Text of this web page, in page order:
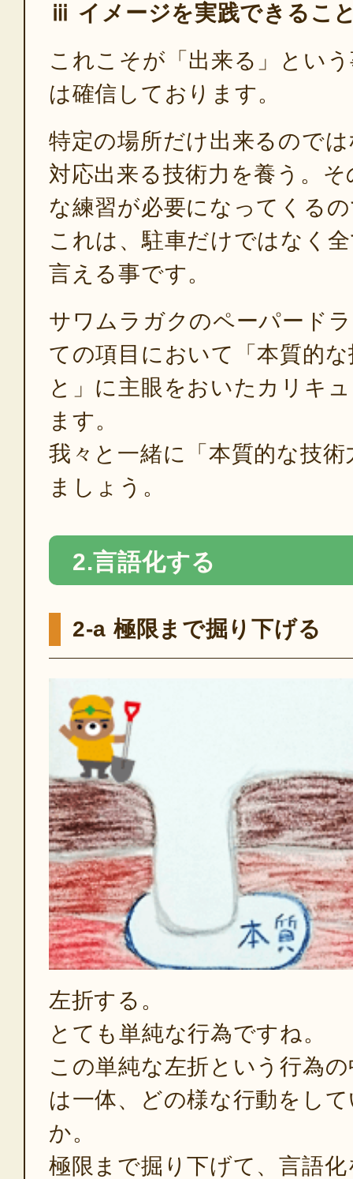
ⅲ イメージを実践できるこ
これこそが「出来る」とい
は確信しております。
特定の場所だけ出来るので
対応出来る技術力を養う。
な練習が必要になってくる
これは、駐車だけではなく
言える事です。
サワムラガクのペーパード
ての項目において「本質的
と」に主眼をおいたカリキ
ます。
我々と一緒に「本質的な技
ましょう。
2.言語化する
2-a 極限まで掘り下げる
左折する。
とても単純な行為ですね。
この単純な左折という行為
は一体、どの様な行動をし
か。
極限まで掘り下げて、言語